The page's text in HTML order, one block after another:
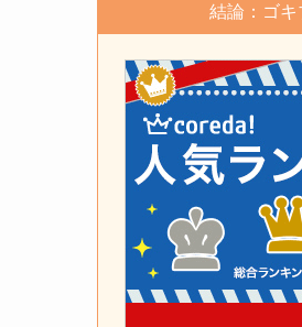
結論：ゴキ